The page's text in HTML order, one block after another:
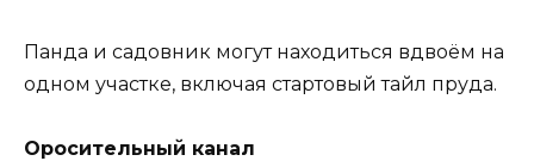
Панда и садовник могут находиться вдвоём на
одном участке, включая стартовый тайл пруда.
Оросительный канал